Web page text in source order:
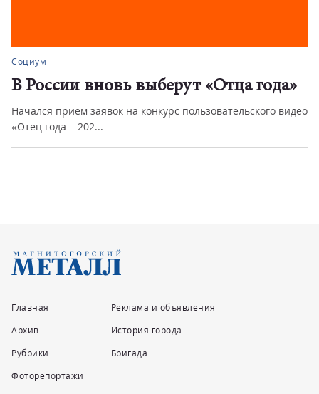
Социум
В России вновь выберут «Отца года»
Начался прием заявок на конкурс пользовательского видео
«Отец года – 202...
Главная
Архив
Рубрики
Фоторепортажи
Реклама и объявления
История города
Бригада